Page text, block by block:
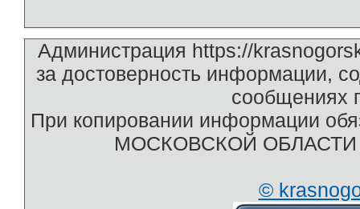
Администрация https://
за достоверность информации,
сообщениях
При копировании информации
МОСКОВСКОЙ ОБЛАСТИ
©